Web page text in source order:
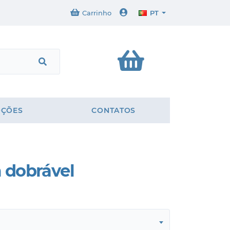
CONTATOS
Carrinho PT
dobrável